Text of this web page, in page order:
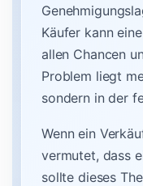
Käufer kann
allen Chancen
Problem liegt
sondern in der
Wenn ein
vermutet, dass
sollte dieses